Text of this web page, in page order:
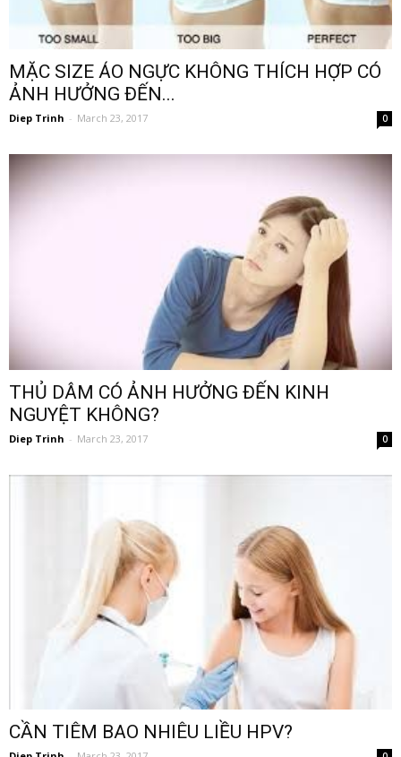
MẶC SIZE ÁO NGỰC KHÔNG THÍCH HỢP CÓ
ẢNH HƯỞNG ĐẾN...
Diep Trinh - March 23, 2017 0
THỦ DÂM CÓ ẢNH HƯỞNG ĐẾN KINH
NGUYỆT KHÔNG?
Diep Trinh - March 23, 2017 0
CẦN TIÊM BAO NHIÊU LIỀU HPV?